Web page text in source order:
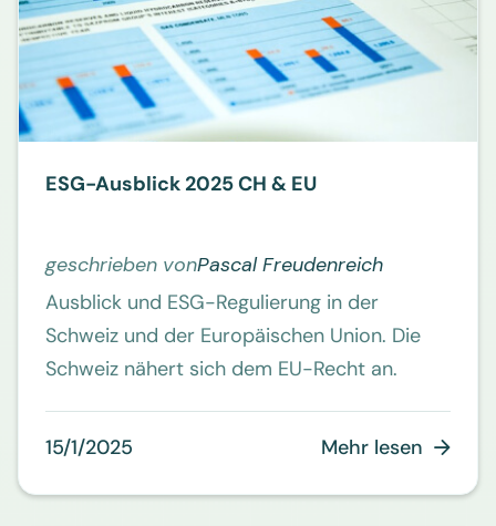
ESG-Ausblick 2025 CH & EU
geschrieben vonPascal Freudenreich
Ausblick und ESG-Regulierung in der
Schweiz und der Europäischen Union. Die
Schweiz nähert sich dem EU-Recht an.
15/1/2025 Mehr lesen 